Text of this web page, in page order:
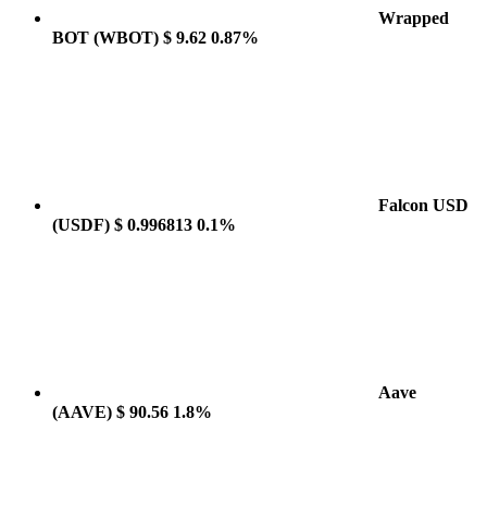
Wrapped
BOT (WBOT) $ 9.62 0.87%
Falcon USD
(USDF) $ 0.996813 0.1%
Aave
(AAVE) $ 90.56 1.8%